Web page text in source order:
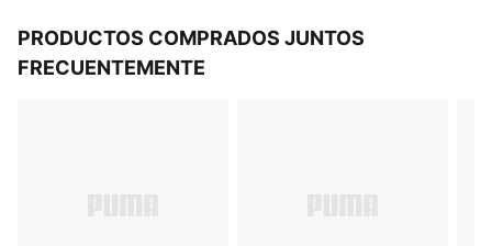
PRODUCTOS COMPRADOS JUNTOS
FRECUENTEMENTE